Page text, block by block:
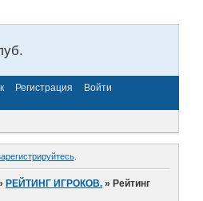
Регистрация
Войти
.
РЕЙТИНГ ИГРОКОВ. »Рейтинг